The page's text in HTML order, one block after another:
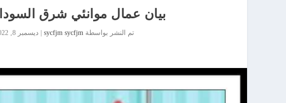
بيان عمال موانئي شرق
تم النشر بواسطة sycfjm sycfjm
| ديسمبر 8, 2022